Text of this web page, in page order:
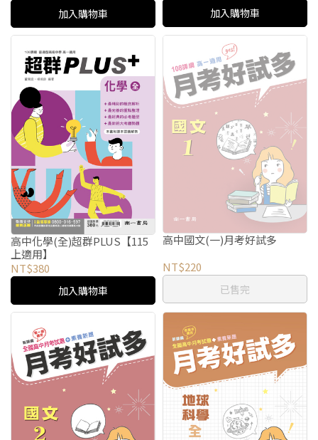
加入購物車 加入購物車
高中化學(全)超群PLUS【115
上適用】
NT$380
加入購物車
高中國文(一)月考好試多
NT$220
已售完